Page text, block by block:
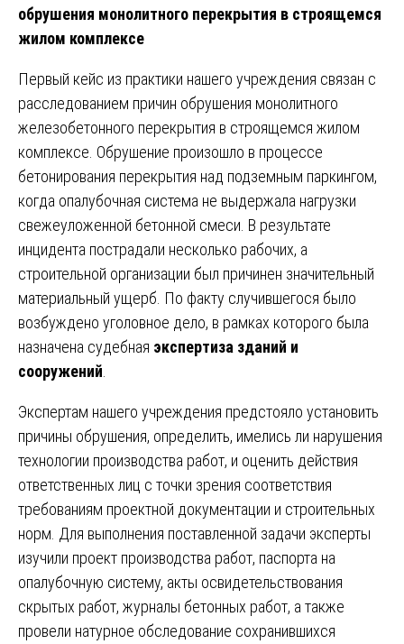
обрушения монолитного перекрытия в строящемся
жилом комплексе
Первый кейс из практики нашего учреждения связан с
расследованием причин обрушения монолитного
железобетонного перекрытия в строящемся жилом
комплексе. Обрушение произошло в процессе
бетонирования перекрытия над подземным паркингом,
когда опалубочная система не выдержала нагрузки
свежеуложенной бетонной смеси. В результате
инцидента пострадали несколько рабочих, а
строительной организации был причинен значительный
материальный ущерб. По факту случившегося было
возбуждено уголовное дело, в рамках которого была
назначена судебная экспертиза зданий и
сооружений
Экспертам нашего учреждения предстояло установить
причины обрушения, определить, имелись ли нарушения
технологии производства работ, и оценить действия
ответственных лиц с точки зрения соответствия
требованиям проектной документации и строительных
норм. Для выполнения поставленной задачи эксперты
изучили проект производства работ, паспорта на
опалубочную систему, акты освидетельствования
скрытых работ, журналы бетонных работ, а также
провели натурное обследование сохранившихся